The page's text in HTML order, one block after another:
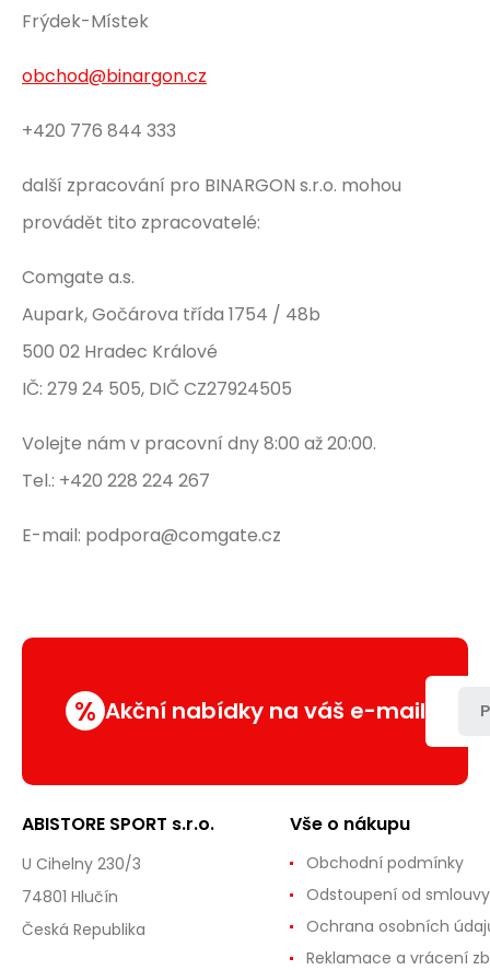
Frýdek-Místek
obchod@binargon.cz
+420 776 844 333
další zpracování pro BINARGON s.r.o. mohou
provádět tito zpracovatelé:
Comgate a.s.
Aupark, Gočárova třída 1754 / 48b
500 02 Hradec Králové
IČ: 279 24 505, DIČ CZ27924505
Volejte nám v pracovní dny 8:00 až 20:00.
Tel.: +420 228 224 267
E-mail: podpora@comgate.cz
% Akční nabídky na váš e-mail
ABISTORE SPORT s.r.o.
U Cihelny 230/3
74801 Hlučín
Česká Republika
Vše o nákupu
Obchodní podmínky
Odstoupení od smlouvy
Ochrana osobních
Reklamace a vrácení